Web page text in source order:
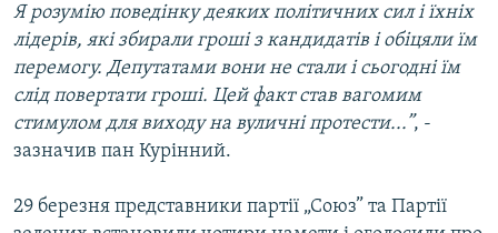
Я розумію поведінку деяких політичних сил і їхніх
лідерів, які збирали гроші з кандидатів і обіцяли їм
перемогу. Депутатами вони не стали і сьогодні їм
слід повертати гроші. Цей факт став вагомим
стимулом для виходу на вуличні протести...”, -
зазначив пан Курінний.
29 березня представники партії „Союз” та Партії